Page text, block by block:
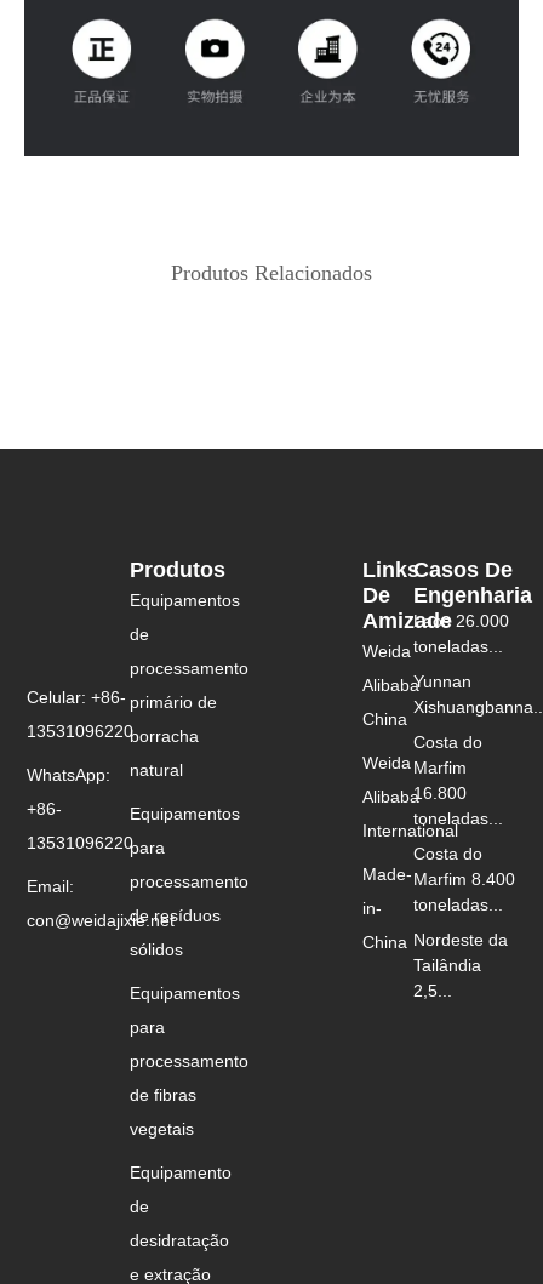
Produtos Relacionados
Links
De
Amizade
Weida
Alibaba
China
Weida
Alibaba
International
Made-
in-
China
Produtos
Equipamentos
de
processamento
primário de
borracha
natural
Equipamentos
para
processamento
de resíduos
sólidos
Equipamentos
para
processamento
de fibras
vegetais
Equipamento
de
desidratação
e extração
Casos De
Engenharia
Laos 26.000
toneladas...
Yunnan
Costa do
Marfim
16.800
toneladas...
Costa do
Marfim 8.400
toneladas...
Nordeste da
Tailândia
2,5...
Celular: +86-
13531096220
WhatsApp:
+86-
13531096220
Email:
con@weidajixie.net